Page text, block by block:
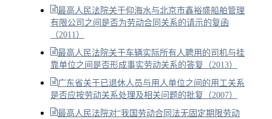
最高人民法院关于仰海水与北京市鑫裕盛船舶管理
有限公司之间是否为劳动合同关系的请示的复函
（2011）
最高人民法院关于车辆实际所有人聘用的司机与挂
靠单位之间是否形成事实劳动关系的答复（2013）
广东省关于已退休人员与用人单位之间的用工关系
是否应按劳动关系处理及相关问题的批复（2007）
最高人民法院对“我国劳动合同法无固定期限劳动